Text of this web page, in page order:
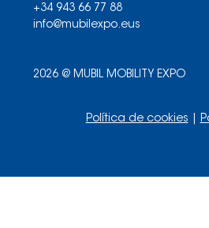
+34 943 66 77 88
info@mubilexpo.eus
2026 @ MUBIL MOBILITY EXPO
Política de cookies